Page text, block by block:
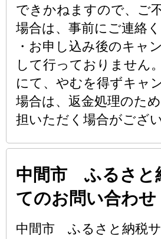
できかねますので、ご
場合は、事前にご連絡
・お申し込み後のキャ
して行っておりません
にて、やむを得ずキャ
場合は、返金処理のた
担いただく場合がござい
中間市 ふるさと
てのお問い合わせ
中間市 ふるさと納税